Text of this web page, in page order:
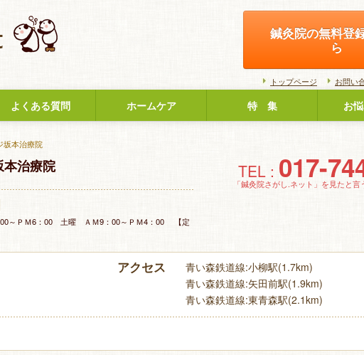
鍼灸院の無料登
ら
トップページ お問い
よくある質問 ホームケア 特 集 お
坂本治療院
本治療院
00～ＰＭ6：00 土曜 ＡＭ9：00～ＰＭ4：00 【定
TEL : 017-
「鍼灸院さがし.ネット」を見たと言
アクセス
青い森鉄道線:小柳駅(1.7km)
青い森鉄道線:矢田前駅(1.9km)
青い森鉄道線:東青森駅(2.1km)